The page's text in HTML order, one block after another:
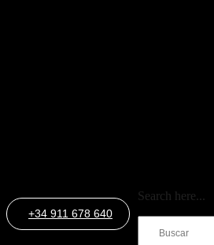
+34 911 678 640
Search here...